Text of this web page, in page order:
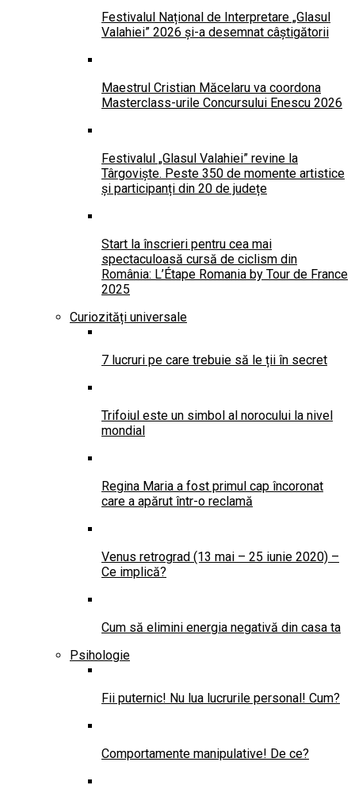
Festivalul Național de Interpretare „Glasul
Valahiei” 2026 și-a desemnat câștigătorii
Maestrul Cristian Măcelaru va coordona
Masterclass-urile Concursului Enescu 2026
Festivalul „Glasul Valahiei” revine la
Târgoviște. Peste 350 de momente artistice
și participanți din 20 de județe
Start la înscrieri pentru cea mai
spectaculoasă cursă de ciclism din
România: L’Étape Romania by Tour de France
2025
Curiozități universale
7 lucruri pe care trebuie să le ții în secret
Trifoiul este un simbol al norocului la nivel
mondial
Regina Maria a fost primul cap încoronat
care a apărut într-o reclamă
Venus retrograd (13 mai – 25 iunie 2020) –
Ce implică?
Cum să elimini energia negativă din casa ta
Psihologie
Fii puternic! Nu lua lucrurile personal! Cum?
Comportamente manipulative! De ce?